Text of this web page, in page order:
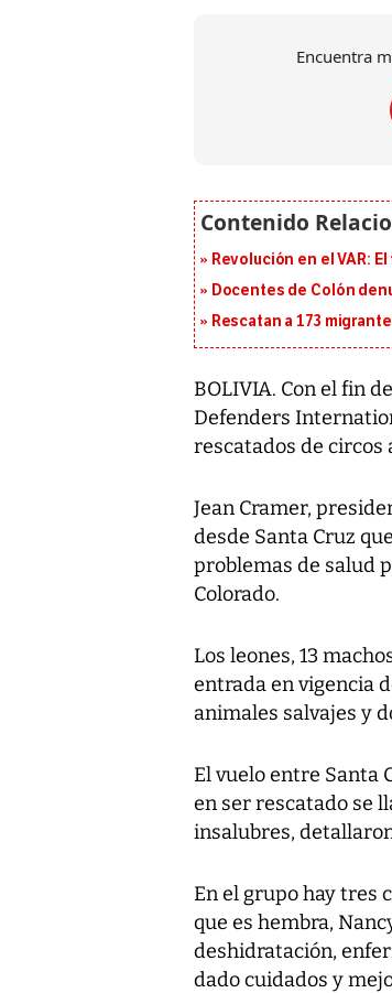
Encuentra
Revolución en el VAR:
Docentes de Colón
Rescatan a 173
BOLIVIA. Con el fin
Defenders
rescatados de circos
Jean Cramer,
desde Santa Cruz
problemas de salud
Colorado.
Los leones, 13
entrada en vigencia
animales salvajes y
El vuelo entre Santa
en ser rescatado se
insalubres,
En el grupo hay tres
que es hembra,
deshidratación,
dado cuidados y